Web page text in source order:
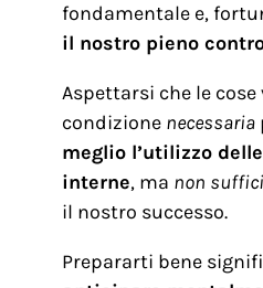
fondamentale e,
il nostro pieno
Aspettarsi che le
condizione necessaria
meglio l’utilizzo
interne, ma non
il nostro successo.
Prepararti bene